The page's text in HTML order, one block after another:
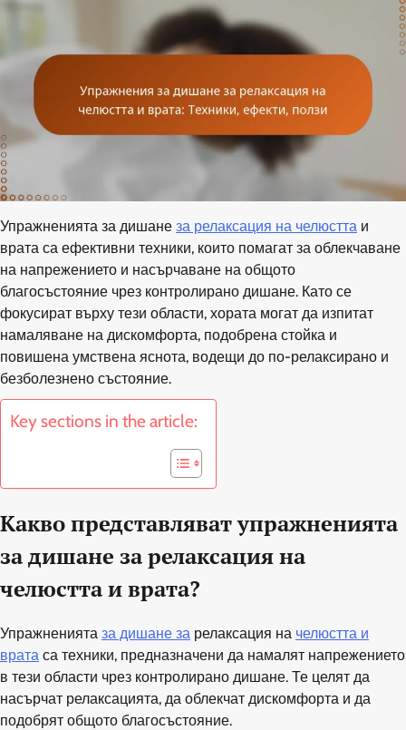
Упражненията за дишане за релаксация на челюстта и
врата са ефективни техники, които помагат за облекчаване
на напрежението и насърчаване на общото
благосъстояние чрез контролирано дишане. Като се
фокусират върху тези области, хората могат да изпитат
намаляване на дискомфорта, подобрена стойка и
повишена умствена яснота, водещи до по-релаксирано и
безболезнено състояние.
Key sections in the article:
Какво представляват упражненията
за дишане за релаксация на
челюстта и врата?
Упражненията за дишане за релаксация на челюстта и
врата са техники, предназначени да намалят напрежението
в тези области чрез контролирано дишане. Те целят да
насърчат релаксацията, да облекчат дискомфорта и да
подобрят общото благосъстояние.